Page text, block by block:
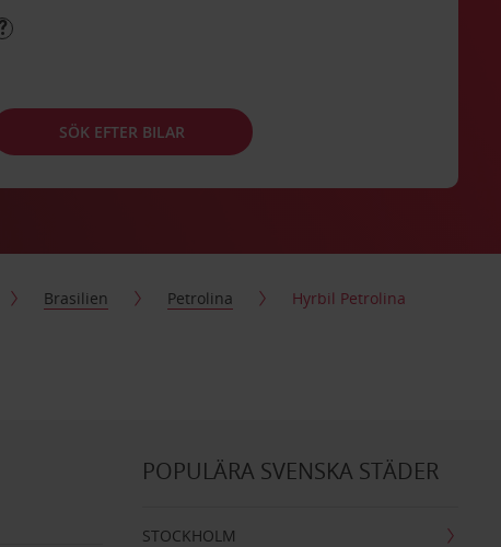
SÖK EFTER BILAR
Brasilien Petrolina Hyrbil Petrolina
POPULÄRA SVENSKA STÄDER
STOCKHOLM